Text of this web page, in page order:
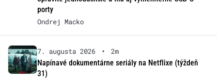
porty
Ondrej Macko
7. augusta 2026 •
2m
Napínavé dokumentárne seriály na Netflixe (týždeň
31)